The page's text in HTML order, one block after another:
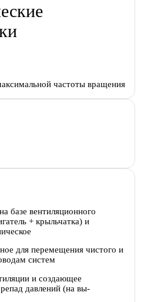
частоты вращения
базе вентиляционного
+ крыльчатка) и
для перемещения чистого и
систем
и создающее
давлений (на вы-